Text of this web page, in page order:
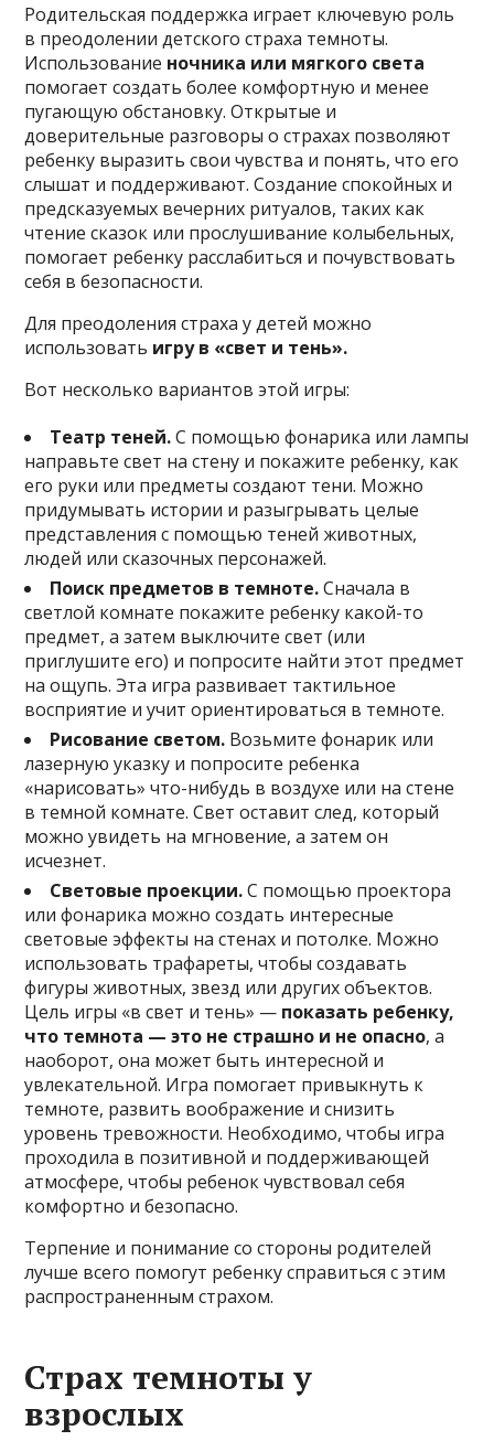
Родительская поддержка играет ключевую роль
в преодолении детского страха темноты.
Использование ночника или мягкого света
помогает создать более комфортную и менее
пугающую обстановку. Открытые и
доверительные разговоры о страхах позволяют
ребенку выразить свои чувства и понять, что его
слышат и поддерживают. Создание спокойных и
предсказуемых вечерних ритуалов, таких как
чтение сказок или прослушивание колыбельных,
помогает ребенку расслабиться и почувствовать
себя в безопасности.
Для преодоления страха у детей можно
использовать игру в «свет и тень».
Вот несколько вариантов этой игры:
Театр теней.С помощью фонарика или лампы
направьте свет на стену и покажите ребенку, как
его руки или предметы создают тени. Можно
придумывать истории и разыгрывать целые
представления с помощью теней животных,
людей или сказочных персонажей.
Поиск предметов в темноте.Сначала в
светлой комнате покажите ребенку какой-то
предмет, а затем выключите свет (или
приглушите его) и попросите найти этот предмет
на ощупь. Эта игра развивает тактильное
восприятие и учит ориентироваться в темноте.
Рисование светом. Возьмите фонарик или
лазерную указку и попросите ребенка
«нарисовать» что-нибудь в воздухе или на стене
в темной комнате. Свет оставит след, который
можно увидеть на мгновение, а затем он
исчезнет.
Световые проекции.С помощью проектора
или фонарика можно создать интересные
световые эффекты на стенах и потолке. Можно
использовать трафареты, чтобы создавать
фигуры животных, звезд или других объектов.
Цель игры «в свет и тень» — показать ребенку,
что темнота — это не страшно и не опасно, а
наоборот, она может быть интересной и
увлекательной. Игра помогает привыкнуть к
темноте, развить воображение и снизить
уровень тревожности. Необходимо, чтобы игра
проходила в позитивной и поддерживающей
атмосфере, чтобы ребенок чувствовал себя
комфортно и безопасно.
Терпение и понимание со стороны родителей
лучше всего помогут ребенку справиться с этим
распространенным страхом.
Страх темноты у
взрослых